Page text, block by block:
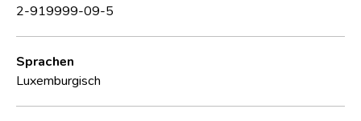
2-919999-09-5
Sprachen
Luxemburgisch